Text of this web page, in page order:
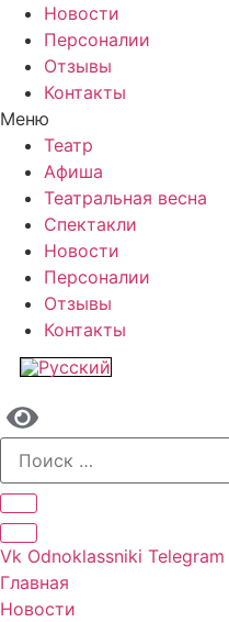
Новости
Персоналии
Отзывы
Контакты
Меню
Театр
Афиша
Театральная весна
Спектакли
Новости
Персоналии
Отзывы
Контакты
Vk Odnoklassniki Telegram
Главная
Новости